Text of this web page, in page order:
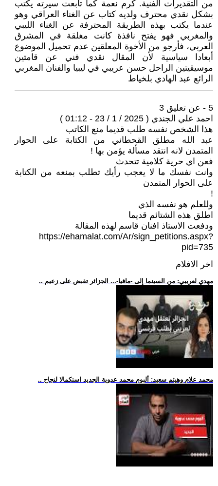
من التقديرات الفنية. كرم نعمة كما تابعت سيرته يكتب
بشكل نقدي محترف ولديه كتاب عن الغناء العراقي وهو
عندما يكتب بهذه الطريقة المحترفة عن الغناء الليبي
والمغربي فهو يفتح نافذة كانت مغلقة في المشرق
العربي، فأرجو من الأخوة المعلقين عدم تحميل الموضوع
أبعادا سياسية لأن المقال نقدي فني عن قامتين
موسيقيتين الراحل حسن عريبي في ليبيا والفنان المغربي
الرائع عبد الهادي بلخياط
5 - عن تعليق 3
احمد علي الجندي ( 2025 / 1 / 23 - 01:12 )
هذا الشخص نفسه طلب قديما منع الكاتب
عبد الله مطلق القحطاني من الكتابة على الحوار
المتمدن لانه انتقد مسألة يؤمن بها !
فعن اي حرية كلامية تتحدث
وانت نفسك ما لا يعجب رأيك تطلب بمنعه من الكتابة
على الحوار المتمدن
!
وللعلم هو نفسه الذي
اطلق هذه الشتائم قديما
ودفعت الاستاذ افنان قاسم لهذه المقالة
https://ehamalat.com/Ar/sign_petitions.aspx?
pid=735
اخر الافلام
.. مهدي لعريبي: من السينما إلى -مافيا-... الجزائر تقبض على زعيم
.. محمد علام وهيثم سعيد: ألبوم محمد عدوية الجديد استكمالا لنجاح